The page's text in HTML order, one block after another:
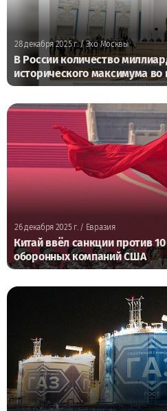
28 декабря 2025 г./ Эхо Москвы
В России количество
исторического максимума
26 декабря 2025 г./ Евразия
Китай ввёл санкции против
оборонных компаний США